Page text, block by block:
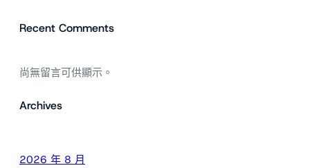
Recent Comments
尚無留言可供顯示。
Archives
2026 年 8 月